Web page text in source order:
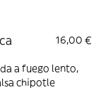
16,00 €
a fuego lento,
chipotle